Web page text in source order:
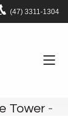
(47) 3311-1304
Tower-